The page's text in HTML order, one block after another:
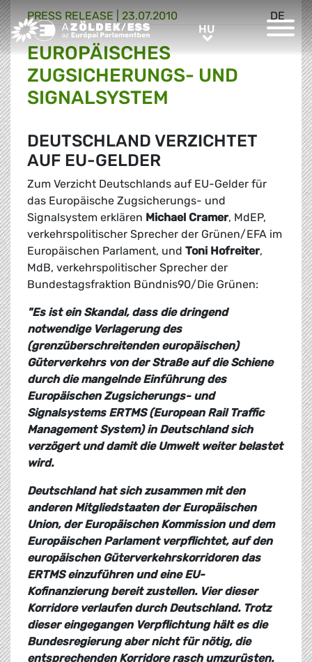
Greens/EFA Home HUHU
DE
PRESS RELEASE | 23.07.2010
EUROPÄISCHES
ZUGSICHERUNGS- UND
SIGNALSYSTEM
DEUTSCHLAND VERZICHTET
AUF EU-GELDER
Zum Verzicht Deutschlands auf EU-Gelder für
das Europäische Zugsicherungs- und
Signalsystem erklären Michael Cramer, MdEP,
verkehrspolitischer Sprecher der Grünen/EFA im
Europäischen Parlament, und Toni Hofreiter,
MdB, verkehrspolitischer Sprecher der
Bundestagsfraktion Bündnis90/Die Grünen:
"Es ist ein Skandal, dass die dringend
notwendige Verlagerung des
(grenzüberschreitenden europäischen)
Güterverkehrs von der Straße auf die Schiene
durch die mangelnde Einführung des
Europäischen Zugsicherungs- und
Signalsystems ERTMS (European Rail Traffic
Management System) in Deutschland sich
verzögert und damit die Umwelt weiter belastet
wird.
Deutschland hat sich zusammen mit den
anderen Mitgliedstaaten der Europäischen
Union, der Europäischen Kommission und dem
Europäischen Parlament verpflichtet, auf den
europäischen Güterverkehrskorridoren das
ERTMS einzuführen und eine EU-
Kofinanzierung bereit zustellen. Vier dieser
Korridore verlaufen durch Deutschland. Trotz
dieser eingegangen Verpflichtung hält es die
Bundesregierung aber nicht für nötig, die
entsprechenden Korridore rasch umzurüsten.